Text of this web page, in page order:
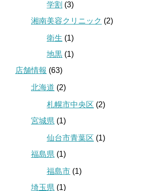
学割 (3)
湘南美容クリニック (2)
衛生 (1)
地黒 (1)
店舗情報 (63)
北海道 (2)
札幌市中央区 (2)
宮城県 (1)
仙台市青葉区 (1)
福島県 (1)
福島市 (1)
埼玉県 (1)